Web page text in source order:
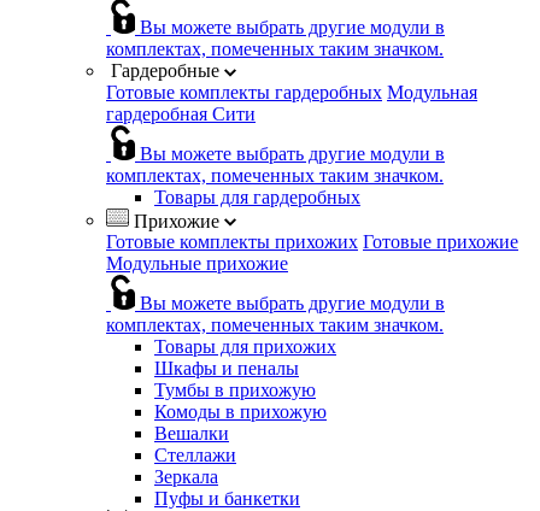
Вы можете выбрать другие модули в
комплектах, помеченных таким значком.
Гардеробные
Готовые комплекты гардеробных Модульная
гардеробная Сити
Вы можете выбрать другие модули в
комплектах, помеченных таким значком.
Товары для гардеробных
Прихожие
Готовые комплекты прихожих Готовые прихожие
Модульные прихожие
Вы можете выбрать другие модули в
комплектах, помеченных таким значком.
Товары для прихожих
Шкафы и пеналы
Тумбы в прихожую
Комоды в прихожую
Вешалки
Стеллажи
Зеркала
Пуфы и банкетки